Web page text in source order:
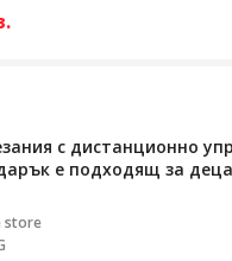
с дистанционно
е подходящ за
store